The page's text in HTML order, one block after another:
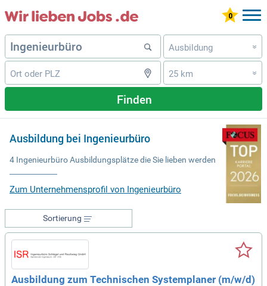
Ausbildung »
25 km »
Finden
Ausbildung bei Ingenieurbüro
4 Ingenieurbüro Ausbildungsplätze die Sie lieben werden
Zum Unternehmensprofil von Ingenieurbüro
Sortierung
Ausbildung zum Technischen Systemplaner (m/w/d)